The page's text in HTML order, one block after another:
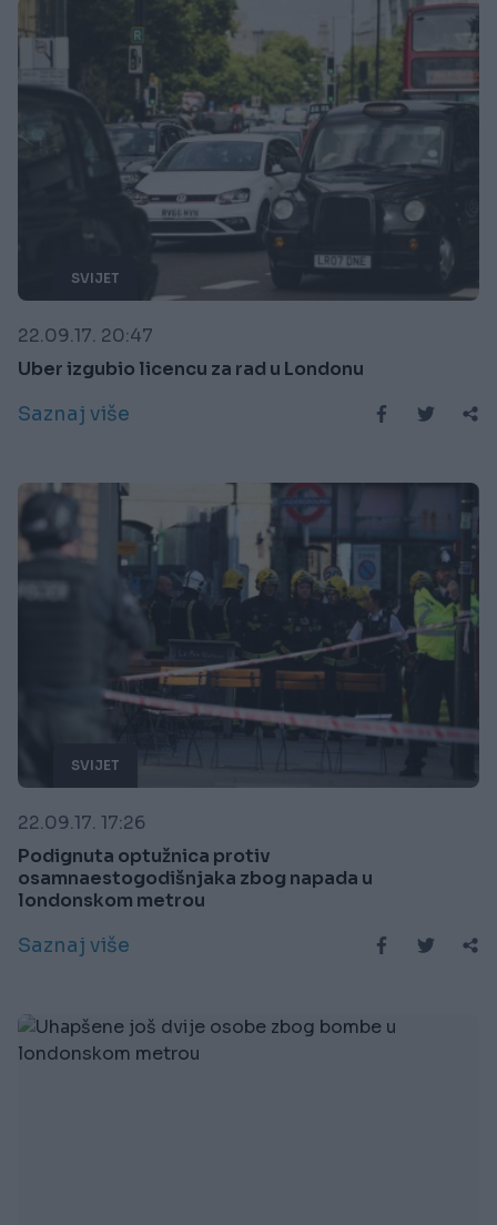
SVIJET
22.09.17. 20:47
Uber izgubio licencu za rad u Londonu
Saznaj više
SVIJET
22.09.17. 17:26
Podignuta optužnica protiv
osamnaestogodišnjaka zbog napada u
londonskom metrou
Saznaj više